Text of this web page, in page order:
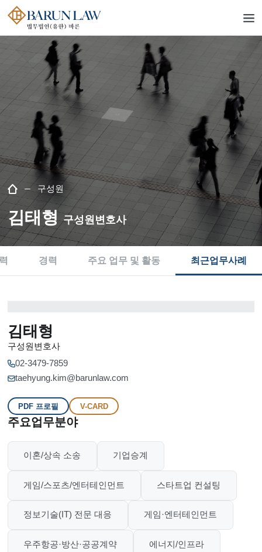
구성원
김태형구성원변호사
경력 주요 업무 및 활동 최근업무사례
김태형
구성원변호사
02-3479-7859
taehyung.kim@barunlaw.com
PDF 프로필 V-CARD
주요업무분야
이혼/상속 소송 기업승계
게임/스포츠/엔터테인먼트 스타트업 컨설팅
정보기술(IT) 전문 대응 게임·엔터테인먼트
우주항공·방산·공공계약 에너지/인프라